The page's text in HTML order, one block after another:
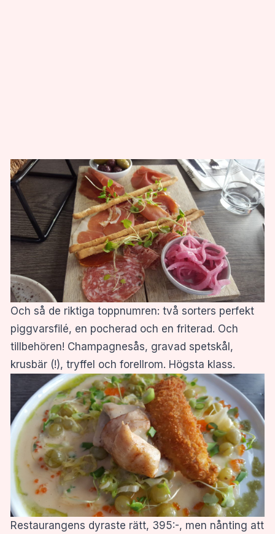
Och så de riktiga toppnumren: två sorters perfekt
piggvarsfilé, en pocherad och en friterad. Och
tillbehören! Champagnesås, gravad spetskål,
krusbär (!), tryffel och forellrom. Högsta klass.
Restaurangens dyraste rätt, 395:-, men nånting att